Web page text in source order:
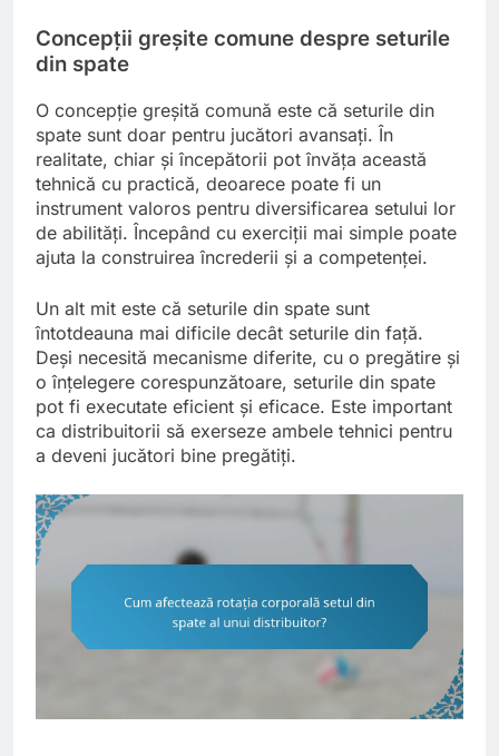
Concepții greșite comune despre seturile
din spate
O concepție greșită comună este că seturile din
spate sunt doar pentru jucători avansați. În
realitate, chiar și începătorii pot învăța această
tehnică cu practică, deoarece poate fi un
instrument valoros pentru diversificarea setului lor
de abilități. Începând cu exerciții mai simple poate
ajuta la construirea încrederii și a competenței.
Un alt mit este că seturile din spate sunt
întotdeauna mai dificile decât seturile din față.
Deși necesită mecanisme diferite, cu o pregătire și
o înțelegere corespunzătoare, seturile din spate
pot fi executate eficient și eficace. Este important
ca distribuitorii să exerseze ambele tehnici pentru
a deveni jucători bine pregătiți.